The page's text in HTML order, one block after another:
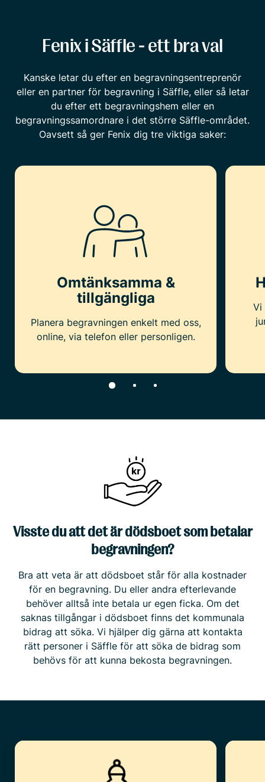
Fenix i Säffle - ett bra val
Kanske letar du efter en begravningsentreprenör
eller en partner för begravning i Säffle, eller så letar
du efter ett begravningshem eller en
begravningssamordnare i det större Säffle-området.
Oavsett så ger Fenix dig tre viktiga saker:
Omtänksamma &
tillgängliga
Planera begravningen enkelt med oss,
online, via telefon eller personligen.
Vi
Visste du att det är dödsboet som betalar
begravningen?
Bra att veta är att dödsboet står för alla kostnader
för en begravning. Du eller andra efterlevande
behöver alltså inte betala ur egen ficka. Om det
saknas tillgångar i dödsboet finns det kommunala
bidrag att söka. Vi hjälper dig gärna att kontakta
rätt personer i Säffle för att söka de bidrag som
behövs för att kunna bekosta begravningen.